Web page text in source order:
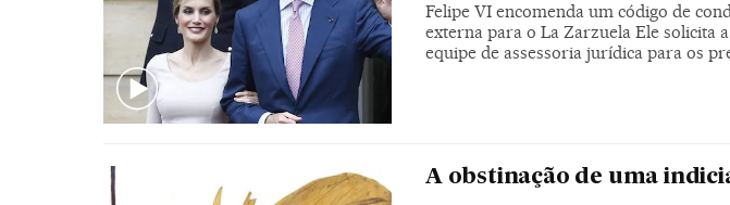
Felipe VI encomenda um código de
externa para o La Zarzuela Ele solicita
equipe de assessoria jurídica para os
A obstinação de uma